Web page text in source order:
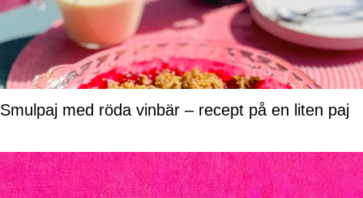
Smulpaj med röda vinbär – recept på en liten paj